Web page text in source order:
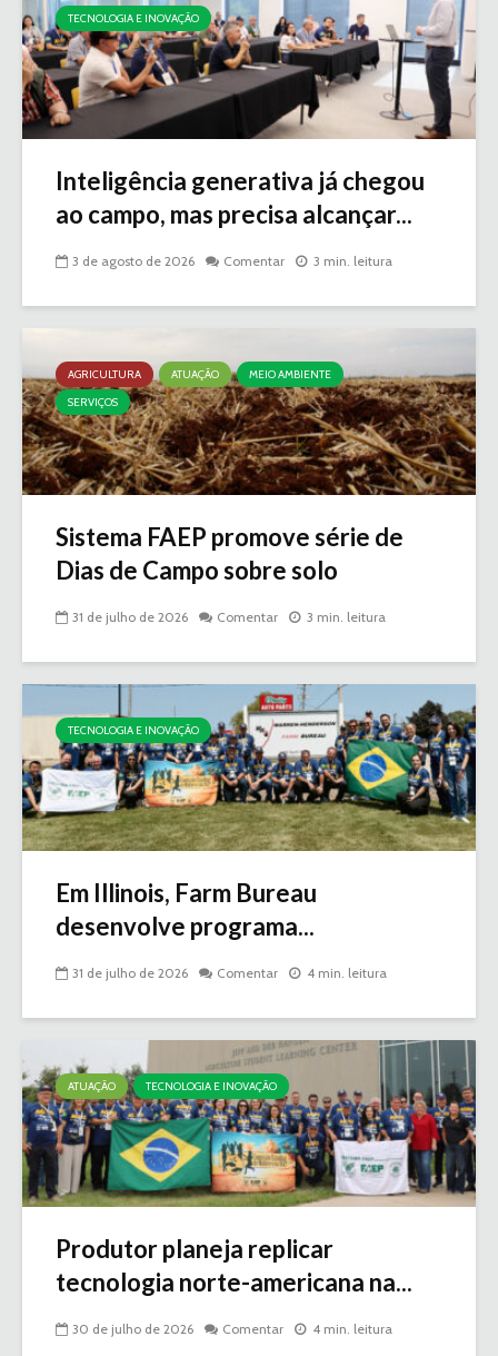
TECNOLOGIA E INOVAÇÃO
Inteligência generativa já chegou
ao campo, mas precisa alcançar...
3 de agosto de 2026 Comentar 3 min. leitura
AGRICULTURA ATUAÇÃO
MEIO AMBIENTE
SERVIÇOS
Sistema FAEP promove série de
Dias de Campo sobre solo
31 de julho de 2026 Comentar 3 min. leitura
TECNOLOGIA E INOVAÇÃO
Em Illinois, Farm Bureau
desenvolve programa...
31 de julho de 2026 Comentar 4 min. leitura
ATUAÇÃO TECNOLOGIA E INOVAÇÃO
Produtor planeja replicar
tecnologia norte-americana na...
30 de julho de 2026 Comentar 4 min. leitura